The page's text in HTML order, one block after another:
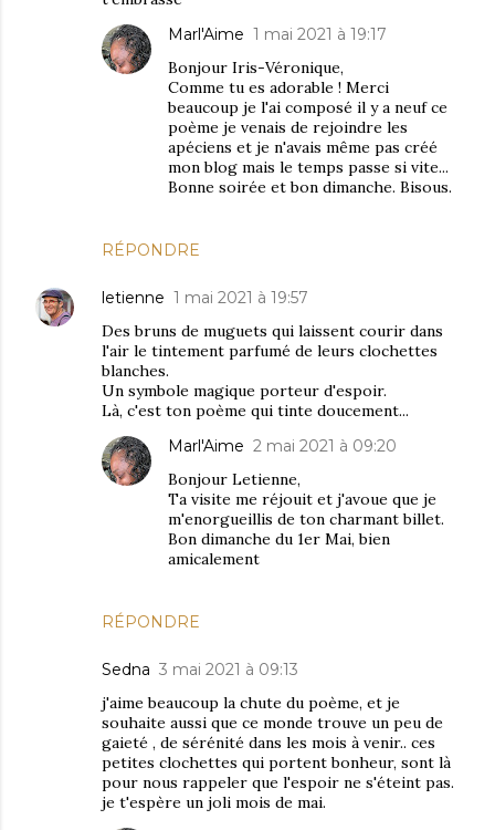
RÉPONDRE
Marl'Aime 1 mai 2021 à 19:17
Bonjour Iris-Véronique,
Comme tu es adorable ! Merci
beaucoup je l'ai composé il y a neuf ce
poème je venais de rejoindre les
apéciens et je n'avais même pas créé
mon blog mais le temps passe si vite...
Bonne soirée et bon dimanche. Bisous.
letienne 1 mai 2021 à 19:57
Des bruns de muguets qui laissent courir dans
l'air le tintement parfumé de leurs clochettes
blanches.
Un symbole magique porteur d'espoir.
Là, c'est ton poème qui tinte doucement...
RÉPONDRE
Marl'Aime 2 mai 2021 à 09:20
Bonjour Letienne,
Ta visite me réjouit et j'avoue que je
m'enorgueillis de ton charmant billet.
Bon dimanche du 1er Mai, bien
amicalement
Sedna 3 mai 2021 à 09:13
j'aime beaucoup la chute du poème, et je
souhaite aussi que ce monde trouve un peu de
gaieté , de sérénité dans les mois à venir.. ces
petites clochettes qui portent bonheur, sont là
pour nous rappeler que l'espoir ne s'éteint pas.
je t'espère un joli mois de mai.